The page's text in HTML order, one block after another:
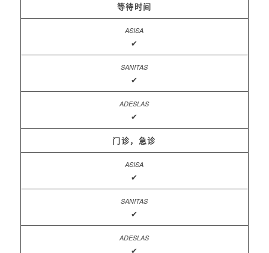
等待时间
✔
✔
✔
门诊，急诊
✔
✔
✔